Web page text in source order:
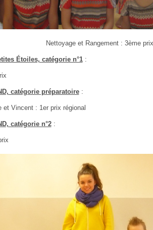
Nettoyage et Rangement : 3ème prix
Étoiles, catégorie n°1:
catégorie préparatoire:
et Vincent : 1er prix régional
catégorie n°2: